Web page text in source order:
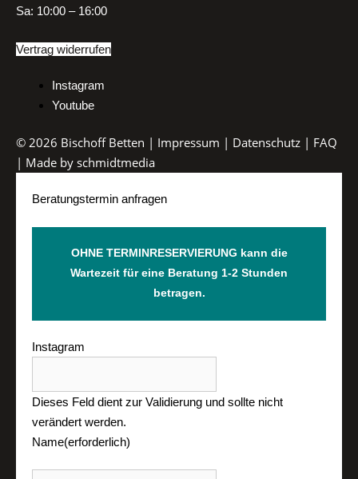
Sa: 10:00 – 16:00
Vertrag widerrufen
Instagram
Youtube
© 2026 Bischoff Betten | Impressum | Datenschutz | FAQ
| Made by schmidtmedia
Beratungstermin anfragen
OHNE TERMINRESERVIERUNG kann die
Wartezeit für eine Beratung 1-2 Stunden
betragen.
Instagram
Dieses Feld dient zur Validierung und sollte nicht
verändert werden.
Name(erforderlich)